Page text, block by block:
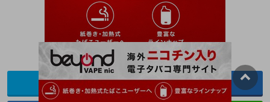
ツイート シェア